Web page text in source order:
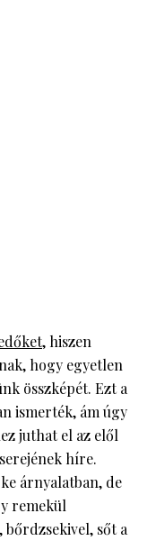
, hiszen
hogy egyetlen
összképét. Ezt a
ismerték, ám úgy
juthat el az elől
híre.
árnyalatban, de
remekül
sőt a